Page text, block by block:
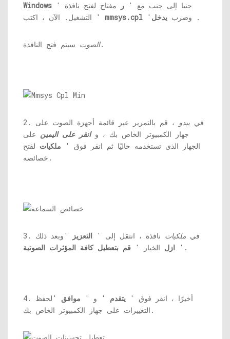
Windows
' جنبا إلى جنب مع ' ر
مفتاح لفتح نافذة
التشغيل. الآن ، اكتب ' mmsys.cpl 'وضرب يدخل .
الصوتسيتم فتح النافذة.
2. في يبدو ، قم بالتمرير عبر قائمة أجهزة الصوت على
جهاز الكمبيوتر الخاص بك ، وانقر على اليمين على
الجهاز الذي تستخدمه حاليًا ثم انقر فوق ' ملكيات لفتح
خصائصه.
3. في ملكيات نافذة ، انتقل إلى ' التعزيز
'وبعد ذلك
ازل الخيار ' قم بتعطيل كافة المؤثرات الصوتية '.
4. أخيرًا ، انقر فوق ' يتقدم ' و ' موافق 'لحفظ
التغييرات على جهاز الكمبيوتر الخاص بك.